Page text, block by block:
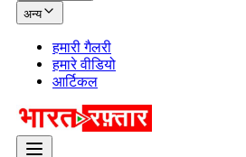
अन्य
हमारी गैलरी
हमारे वीडियो
आर्टिकल